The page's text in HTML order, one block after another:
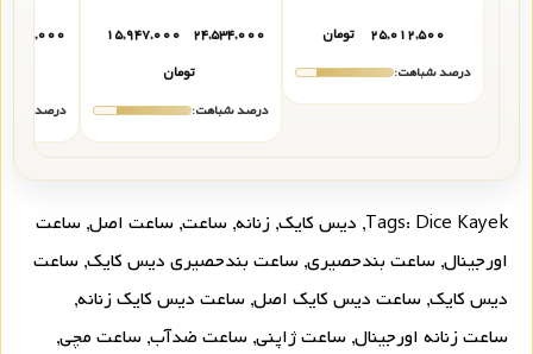
۲۵,۰۱۲,۵۰۰
تومان
درصد شباهت:
۲۴,۵۳۴,۰۰۰
۱۵,۹۴۷,۰۰۰
تومان
درصد شباهت:
درصد
Tags: Dice Kayek
, دیس کایک, زنانه, ساعت, ساعت اصل, ساعت
اورجینال, ساعت بندحصیری, ساعت بندحصیری دیس کایک, ساعت
دیس کایک, ساعت دیس کایک اصل, ساعت دیس کایک زنانه,
ساعت زنانه اورجینال, ساعت ژاپنی, ساعت ضدآب, ساعت مچی,